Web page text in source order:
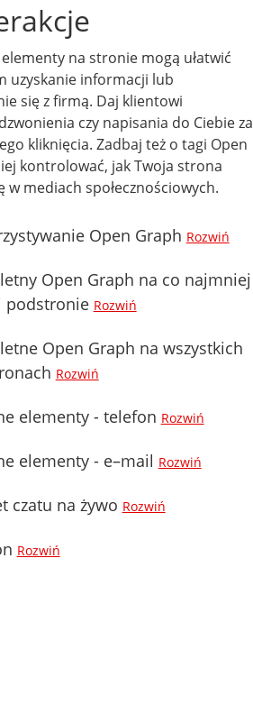
na stronie mogą ułatwić
uzyskanie informacji lub
się z firmą. Daj klientowi
czy napisania do Ciebie za
kliknięcia. Zadbaj też o tagi Open
kontrolować, jak Twoja strona
w mediach społecznościowych.
Open Graph Rozwiń
Open Graph na co najmniej
podstronie Rozwiń
Open Graph na wszystkich
Rozwiń
elementy - telefon Rozwiń
elementy - e–mail Rozwiń
czatu na żywo Rozwiń
Rozwiń